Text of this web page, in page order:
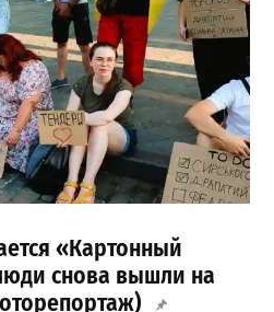
«Картонный
снова вышли на